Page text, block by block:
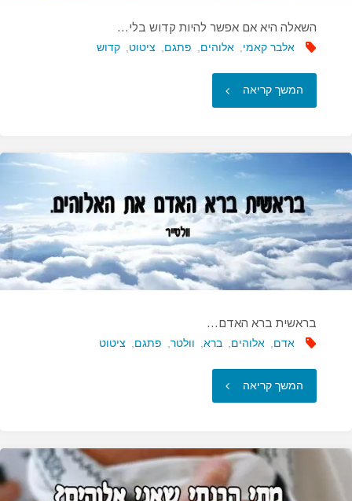
השאלה היא אם אפשר להיות קדוש בלי…
אלבר קאמי, אלוהים, פתגם, ציטוט, קדוש
המשך קריאה "השאלה
אם
להיות
קדוש
בלי…"
בראשית ברא האדם…
אדם אלוהים ברא וולטר, פתגם ציטוט
המשך קריאה "בראשית
האדם…"